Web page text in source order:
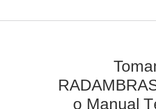
o Manual